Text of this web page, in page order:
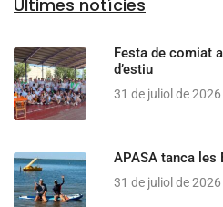
Últimes notícies
Festa de comiat
d’estiu
31 de juliol de 2026
APASA tanca les
31 de juliol de 2026